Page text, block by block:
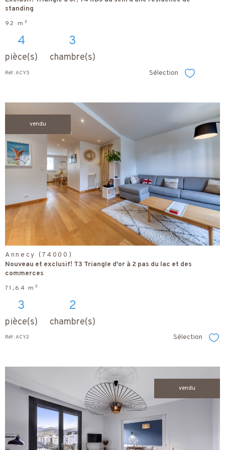
standing
92 m²
4
pièce(s)
3
chambre(s)
Réf : ACY5 Sélection Sélectionner
vendu
voir le
bien
Annecy (74000)
Nouveau et exclusif! T3 Triangle d'or à 2 pas du lac et des
commerces
71,64 m²
3
pièce(s)
2
chambre(s)
Réf : ACY2 Sélection
vendu
voir le